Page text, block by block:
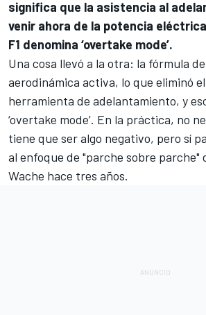
significa que la asistencia al
venir ahora de la potencia
F1 denomina ‘overtake mode’.
Una cosa llevó a la otra: la fórmula
aerodinámica activa, lo que eliminó el
herramienta de adelantamiento, y
‘overtake mode’. En la práctica, no
tiene que ser algo negativo, pero sí
al enfoque de "parche sobre parche"
Wache hace tres años.